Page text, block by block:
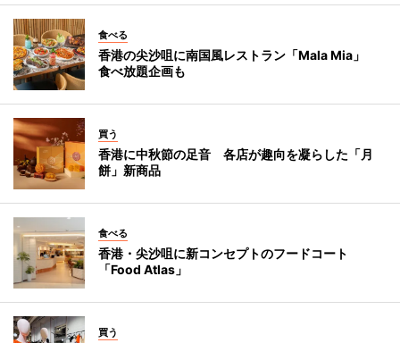
食べる
香港の尖沙咀に南国風レストラン「Mala Mia」
食べ放題企画も
買う
香港に中秋節の足音 各店が趣向を凝らした「月
餅」新商品
食べる
香港・尖沙咀に新コンセプトのフードコート
「Food Atlas」
買う